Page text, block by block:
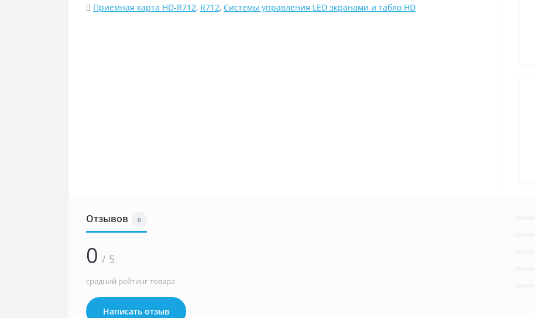
Приёмная карта HD-R712, R712, Системы управления LED экранами и табло HD
Отзывов 0
0 / 5
средний рейтинг товара
Написать отзыв